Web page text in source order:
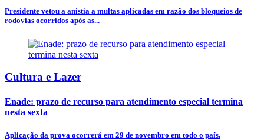
Presidente vetou a anistia a multas aplicadas em razão dos bloqueios de
rodovias ocorridos após as...
Cultura e Lazer
Enade: prazo de recurso para atendimento especial termina
nesta sexta
Aplicação da prova ocorrerá em 29 de novembro em todo o país.